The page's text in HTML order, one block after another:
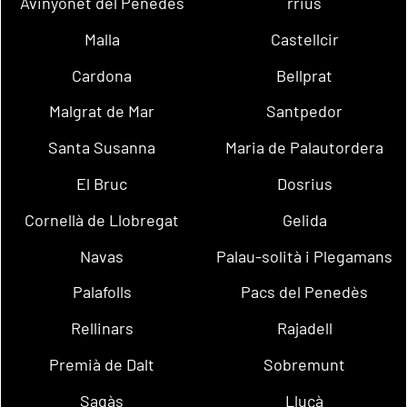
Malla
Castellcir
Cardona
Bellprat
Malgrat de Mar
Santpedor
Santa Susanna
Maria de Palautordera
El Bruc
Dosrius
Cornellà de Llobregat
Gelida
Navas
Palau-solità i Plegamans
Palafolls
Pacs del Penedès
Rellinars
Rajadell
Premià de Dalt
Sobremunt
Sagàs
Lluçà